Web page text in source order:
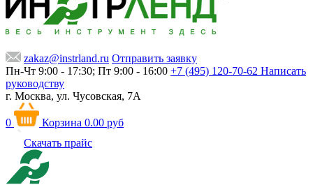
zakaz@instrland.ru Отправить заявку
Пн-Чт 9:00 - 17:30; Пт 9:00 - 16:00 +7 (495) 120-70-62 Написать
руководству
г. Москва, ул. Чусовская, 7А
0 Корзина 0.00 руб
Скачать прайс